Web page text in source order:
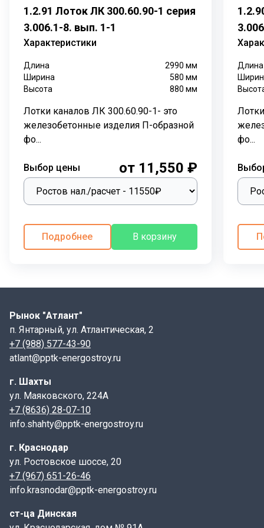
элементов. Лотки кабельныепрокладывают как
снаружи здания, так и внутри.
позволяет обеспечить надежную защиту
трубопровода с трех сторон от внешних
проложенных внутри коммуникаций обеспечивают
плиты перекрытия лотков.Лотки каналов ЛК
перекрывают
одинакового
лотковых элементов выполняют важную функцию
при прокладывании трубопроводов в различных
грунтах с наличием грунтовых вод. Трубы, кабели
защищены в герметично закрытых лотках каналов
назначению используются лотки каналов в сельских
Рекомендуется установка лотков каналов в
сейсмически опасных зонах, включительно до 9
баллов, способных выдерживать несущие нагрузки
При небольших землетрясениях, возможно
разрушения коммуникаций
или трубопроводов, поэтому предлагают соорудить
каналы лотковых железобетонных элементов для
С использованием сборных железобетонных
элементов, значительно ускоряется и облегчается
работа в строительстве каналов.
Процесс обслуживания и эксплуатации, проложенных
1.2.91 Лоток ЛК 300.60.90-1 серия
3.006.1-8. вып. 1-1
Характеристики
Длина 2990мм
Ширина
580мм
Высота
880мм
Лотки каналов ЛК 300.60.90-1- это
железобетонные изделия П-образной
фо...
Выбор цены от 11,550 ₽
Подробнее В корзину
Длина
фо...
Рынок "Атлант"
п. Янтарный, ул. Атлантическая, 2
+7 (988) 577-43-90
atlant@pptk-energostroy.ru
г. Шахты
ул. Маяковского, 224А
+7 (8636) 28-07-10
info.shahty@pptk-energostroy.ru
г. Краснодар
ул. Ростовское шоссе, 20
+7 (967) 651-26-46
info.krasnodar@pptk-energostroy.ru
ст-ца Динская